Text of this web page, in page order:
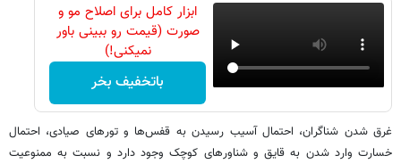
ابزار کامل برای اصلاح مو و
صورت (قیمت رو ببینی باور
نمیکنی!)
باتخفیف بخر
غرق شدن شناگران، احتمال آسیب رسیدن به قفس‌ها و تورهای صیادی، احتمال
خسارت وارد شدن به قایق و شناورهای کوچک وجود دارد و نسبت به ممنوعیت